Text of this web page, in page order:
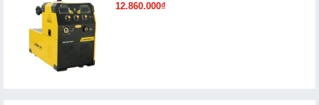
12.860.000₫